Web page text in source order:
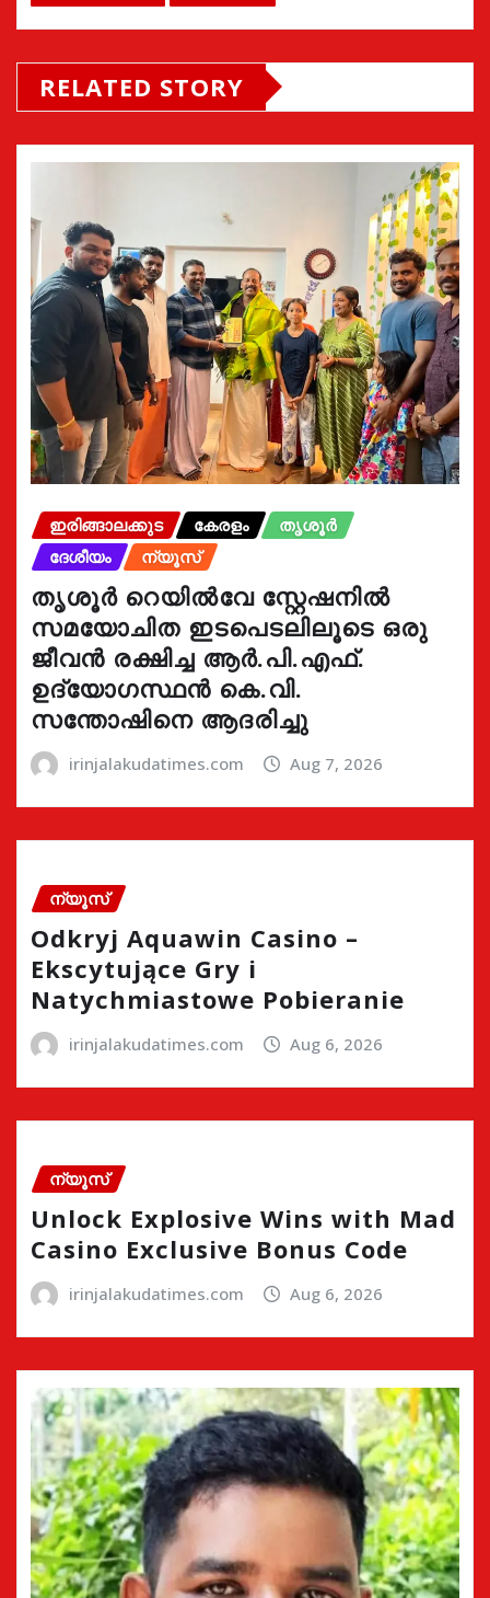
RELATED STORY
ഇരിങ്ങാലക്കുട കേരളം
തൃശൂർ
ദേശീയം
ന്യൂസ്
തൃശൂർ റെയിൽവേ സ്റ്റേഷനിൽ
സമയോചിത ഇടപെടലിലൂടെ ഒരു
ജീവൻ രക്ഷിച്ച ആർ.പി.എഫ്.
ഉദ്യോഗസ്ഥൻ കെ.വി.
സന്തോഷിനെ ആദരിച്ചു
irinjalakudatimes.com Aug 7, 2026
ന്യൂസ്
Odkryj Aquawin Casino –
Ekscytujące Gry i
Natychmiastowe Pobieranie
irinjalakudatimes.com Aug 6, 2026
ന്യൂസ്
Unlock Explosive Wins with Mad
Casino Exclusive Bonus Code
irinjalakudatimes.com Aug 6, 2026